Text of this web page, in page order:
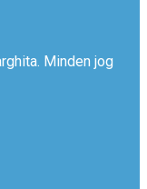
Minden jog